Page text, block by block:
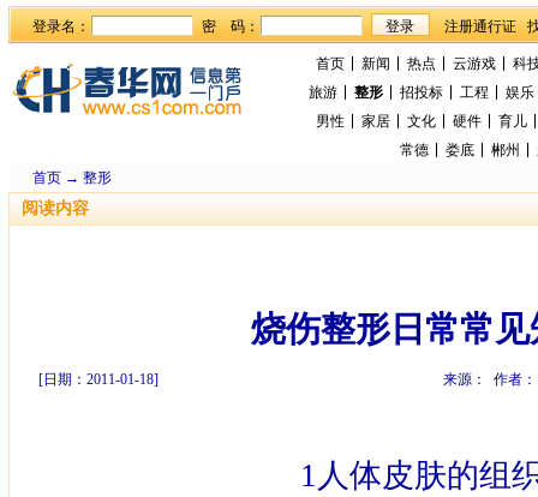
登录名： 密 码：
首页 新闻 热点 云游戏
科
旅游
整形 招投标 工程
娱乐
男性
家居 文化 硬件
育儿
常德
娄底 郴州
首页→ 整形
阅读内容
烧伤整形日常常
[日期：2011-01-18] 来源： 作者：
1 人体皮肤的组